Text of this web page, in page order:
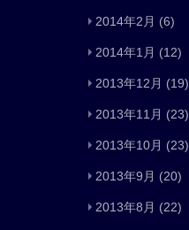
2014年2月 (6)
2014年1月 (12)
2013年12月 (19)
2013年11月 (23)
2013年10月 (23)
2013年9月 (20)
2013年8月 (22)